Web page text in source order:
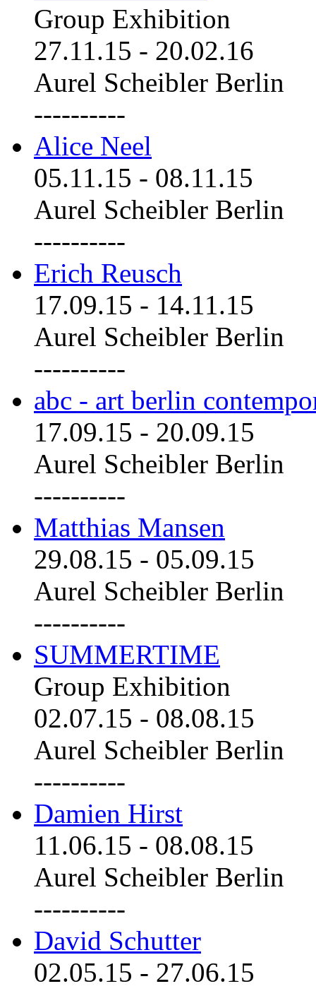
Group Exhibition
27.11.15 - 20.02.16
Aurel Scheibler Berlin
----------
Alice Neel
05.11.15 - 08.11.15
Aurel Scheibler Berlin
----------
Erich Reusch
17.09.15 - 14.11.15
Aurel Scheibler Berlin
----------
abc - art berlin
17.09.15 - 20.09.15
Aurel Scheibler Berlin
----------
Matthias Mansen
29.08.15 - 05.09.15
Aurel Scheibler Berlin
----------
SUMMERTIME
Group Exhibition
02.07.15 - 08.08.15
Aurel Scheibler Berlin
----------
Damien Hirst
11.06.15 - 08.08.15
Aurel Scheibler Berlin
----------
David Schutter
02.05.15 - 27.06.15